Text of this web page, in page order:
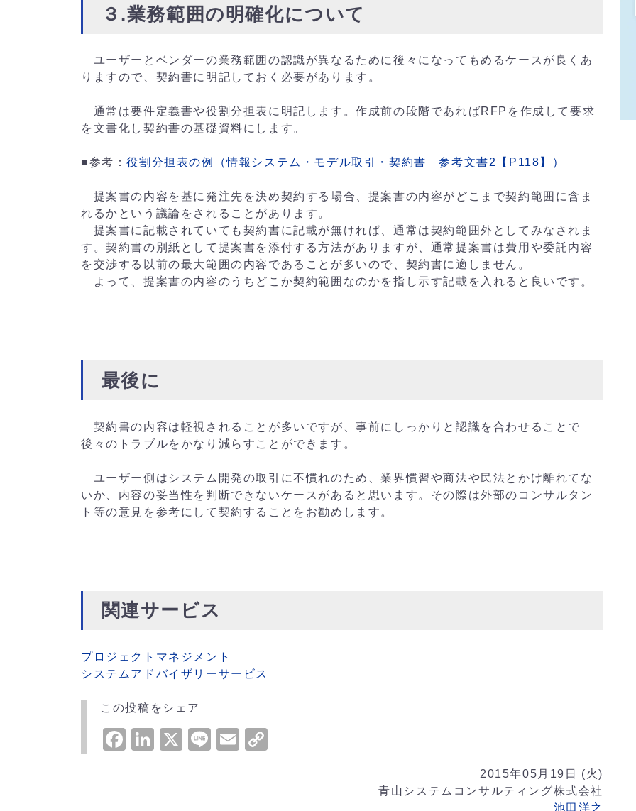
３.業務範囲の明確化について
ユーザーとベンダーの業務範囲の認識が異なるために後々になってもめるケースが良くあ
りますので、契約書に明記しておく必要があります。
通常は要件定義書や役割分担表に明記します。作成前の段階であればRFPを作成して要求
を文書化し契約書の基礎資料にします。
■参考：役割分担表の例（情報システム・モデル取引・契約書 参考文書2【P118】）
提案書の内容を基に発注先を決め契約する場合、提案書の内容がどこまで契約範囲に含ま
れるかという議論をされることがあります。
提案書に記載されていても契約書に記載が無ければ、通常は契約範囲外としてみなされま
す。契約書の別紙として提案書を添付する方法がありますが、通常提案書は費用や委託内容
を交渉する以前の最大範囲の内容であることが多いので、契約書に適しません。
よって、提案書の内容のうちどこか契約範囲なのかを指し示す記載を入れると良いです。
最後に
契約書の内容は軽視されることが多いですが、事前にしっかりと認識を合わせることで
後々のトラブルをかなり減らすことができます。
ユーザー側はシステム開発の取引に不慣れのため、業界慣習や商法や民法とかけ離れてな
いか、内容の妥当性を判断できないケースがあると思います。その際は外部のコンサルタン
ト等の意見を参考にして契約することをお勧めします。
関連サービス
プロジェクトマネジメント
システムアドバイザリーサービス
この投稿をシェア
Facebook
LinkedIn
X LineEmail
2015年05月19日 (火)
青山システムコンサルティング株式会社
池田洋之